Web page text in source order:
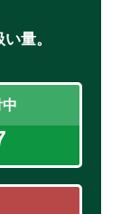
量。